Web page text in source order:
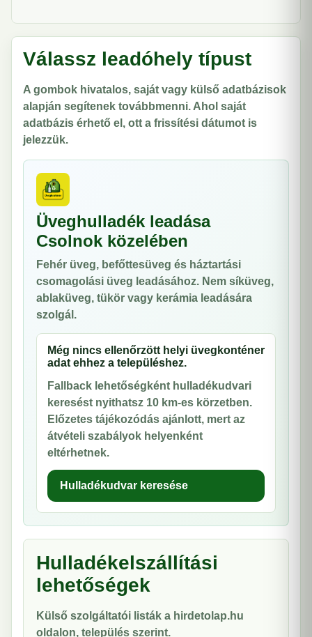
Válassz leadóhely típust
A gombok hivatalos, saját vagy külső adatbázisok
alapján segítenek továbbmenni. Ahol saját
adatbázis érhető el, ott a frissítési dátumot is
jelezzük.
Üveghulladék leadása
Csolnok közelében
Fehér üveg, befőttesüveg és háztartási
csomagolási üveg leadásához. Nem síküveg,
ablaküveg, tükör vagy kerámia leadására
szolgál.
Még nincs ellenőrzött helyi üvegkonténer
adat ehhez a településhez.
Fallback lehetőségként hulladékudvari
keresést nyithatsz 10 km-es körzetben.
Előzetes tájékozódás ajánlott, mert az
átvételi szabályok helyenként
eltérhetnek.
Hulladékudvar keresése
Hulladékelszállítási
lehetőségek
Külső szolgáltatói listák a hirdetolap.hu
oldalon, település szerint.